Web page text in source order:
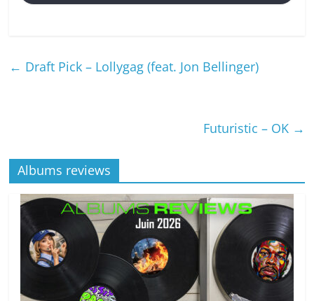
← Draft Pick – Lollygag (feat. Jon Bellinger)
Futuristic – OK →
Albums reviews